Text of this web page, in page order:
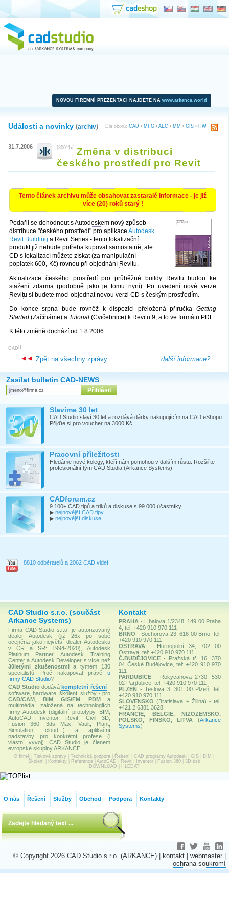
NOVOU FIREMNÍ PREZENTACI NAJDETE NA www.arkance.world
Dle oboru: CAD • MFG • AEC • MM • GIS • HW
Události a novinky (archiv)
31.7.2006 [30011x] Změna v distribuci
českého prostředí pro Revit
Tento článek archivu může obsahovat zastaralé informace - je již
více (20) roků starý !
Podařil se dohodnout sAutodeskem nový způsob
distribuce "českého prostředí" pro aplikace Autodesk
RevitBuilding a RevitSeries - tento lokalizační
produkt již nebude potřeba kupovat samostatně, ale
CD s lokalizací můžete získat (za manipulační
poplatek 600,-Kč) rovnou při objednání Revitu.
Aktualizace českého prostředí pro průběžné buildy
Revitu budou ke
stažení zdarma (podobně jako je tomu nyní). Po uvedení nové verze
Revitu si budete moci objednat novou verzi CD s českým prostředím.
Do konce srpna bude rovněž k dispozici přeložená příručka Getting
Started (Začínáme) a Tutorial (Cvičebnice) k Revitu 9, a to ve formátu PDF.
K této změně dochází od 1.8.2006.
[
CAD ]
další informace?
Zpět na všechny zprávy
Zasílat bulletin CAD-NEWS
Slavíme 30 let
CAD Studio slaví 30 let a rozdává dárky nakupujícím na CAD eShopu.
Přijďte si pro voucher na 3000 Kč.
Pracovní příležitosti
Hledáme nové kolegy, kteří nám pomohou v dalším růstu. Rozšiřte
profesionální tým CAD Studia (Arkance Systems).
CADforum.cz
9.100+ CAD tipů a triků a diskuse s 99.000 účastníky
▶ nejnovější CAD tipy
▶ nejnovější diskuse
8810 odběratelů a 2062 CAD videí
CAD Studio s.r.o. (součást
Arkance Systems)
Firma CAD Studio s.r.o. je autorizovaný
dealer Autodesk (již 26x po sobě
oceněna jako největší dealer Autodesku
v ČR a SR: 1994-2020), Autodesk
Platinum Partner, Autodesk Training
Center a Autodesk Developer s více než
30letými zkušenostmia týmem 130
specialistů. Proč nakupovat právě u
firmy CAD Studio?
CAD Studio dodávákompletní řešení-
software, hardware, školení, služby - pro
CAD/CAM
BIM,GIS/FM ,PDM a
multimédia, založená na technologiích
firmy Autodesk (digitální prototypy, BIM,
AutoCAD, Inventor, Revit, Civil 3D,
Fusion 360, 3ds Max, Vault, Plant,
Simulation, cloud...) a aplikační
nadstavby pro konkrétní profese (i
vlastní vývoj). CAD Studio je členem
evropské skupiny ARKANCE.
Kontakt
PRAHA - Líbalova 1/2348, 149 00 Praha
4, tel: +420 910 970 111
BRNO - Sochorova 23, 616 00 Brno, tel:
+420 910 970 111
OSTRAVA
- Hornopolní 34, 702 00
Ostrava, tel: +420 910 970 111
Č.BUDĚJOVICE - Pražská tř. 16, 370
04 České Budějovice, tel: +420 910 970
111
PARDUBICE - Rokycanova 2730, 530
02 Pardubice, tel: +420 910 970 111
PLZEŇ - Teslova 3, 301 00 Plzeň, tel:
+420 910 970 111
SLOVENSKO (Bratislava + Žilina) - tel.
+421 2 6381 3628
FRANCIE, BELGIE, NIZOZEMSKO,
POLSKO, FINSKO, LITVA
(Arkance
Systems)
O firmě Tiskové zprávy Technická podpora Řešení CAD programy Autodesk GIS BIM
Školení
Kontakty Reference| AutoCAD Revit Inventor| Fusion 360| 3D tisk
DOWNLOAD
HLEDAT
O nás Řešení Služby Obchod Podpora Kontakty
© Copyright 2026 CAD Studio s.r.o. (ARKANCE) kontakt webmaster
ochrana soukromí